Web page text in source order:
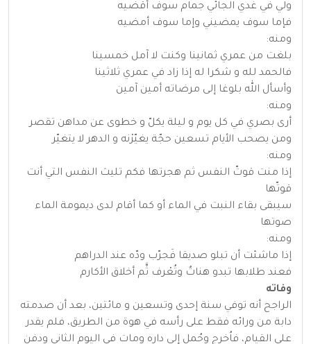
ولي في غدي الجائي جمام سوف أقضيه
فإما سوف يمضيني وإما سوف أمضيه
ومنه:
بلغت من عمري ثمانينا وكنت لا آمل خمسينا
فالحمد لله و شكرا له إذا زاد في عمري ثلاثينا
وأسأل الله بلوغا إلى مرضاته أمين آمين
ومنه:
أرى بصري في كل يوم و ليلة يكلّ و خطوى عن مداهن تقصر
ومن يصحب الأيام تسعين حجّة يغيّرْنه و الدهر لا يتغيّر
ومنه:
إذا منت قوتّ النفس ثم هجرتها فكم تليث النفس التي أنت
قوتّها
سيبقى بقاء النبت في الماء أو كما أقام لدى ديمومة الماء
صوتها
ومنه:
إذا ماشئت أن تبلو صديقا فَجرّب ودّه عند الدراهم
فعند طلابها تبدو هناتٌ وتُعْرف ثَّم أخلاق الأكارم
وفاته
الراجح أنه توفي سنة إحدى وتسعين و مائتين، بعد أن صدمته
دابة من ورائه فقط على رأسه في هوة من الطريق، فلم يقدر
على القيام، فاُخرج وحُمل إلى داره ومات في اليوم الثاني ودفن